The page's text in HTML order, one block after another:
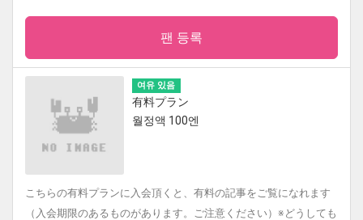
팬 등록
여유 있음
有料プラン
월정액 100엔
こちらの有料プランに入会頂くと、有料の記事をご覧になれます
（入会期限のあるものがあります。ご注意ください）※どうしても